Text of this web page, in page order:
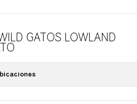
GATOS LOWLAND